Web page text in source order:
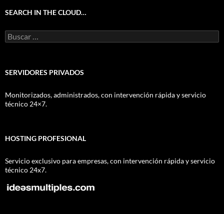
SEARCH IN THE CLOUD…
Buscar:
SERVIDORES PRIVADOS
Monitorizados, administrados, con intervención rápida y servicio
técnico 24×7.
HOSTING PROFESIONAL
Servicio exclusivo para empresas, con intervención rápida y servicio
técnico 24x7.